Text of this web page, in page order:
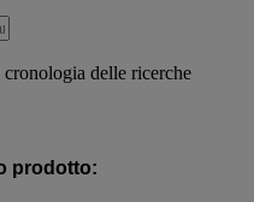
delle ricerche
prodotto: